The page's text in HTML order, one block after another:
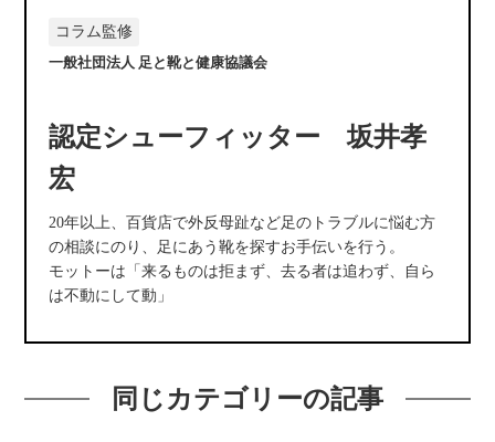
コラム監修
一般社団法人 足と靴と健康協議会
認定シューフィッター 坂井孝
宏
20年以上、百貨店で外反母趾など足のトラブルに悩む方
の相談にのり、足にあう靴を探すお手伝いを行う。
モットーは「来るものは拒まず、去る者は追わず、自ら
は不動にして動」
同じカテゴリーの記事